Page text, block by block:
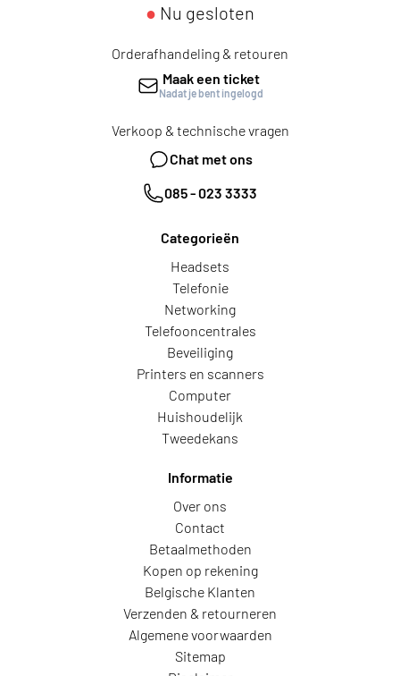
● Nu gesloten
Orderafhandeling & retouren
Maak een ticket
Nadat je bent ingelogd
Verkoop & technische vragen
Chat met ons
085 - 023 3333
Categorieën
Headsets
Telefonie
Networking
Telefooncentrales
Beveiliging
Printers en scanners
Computer
Huishoudelijk
Tweedekans
Informatie
Over ons
Contact
Betaalmethoden
Kopen op rekening
Belgische Klanten
Verzenden & retourneren
Algemene voorwaarden
Sitemap